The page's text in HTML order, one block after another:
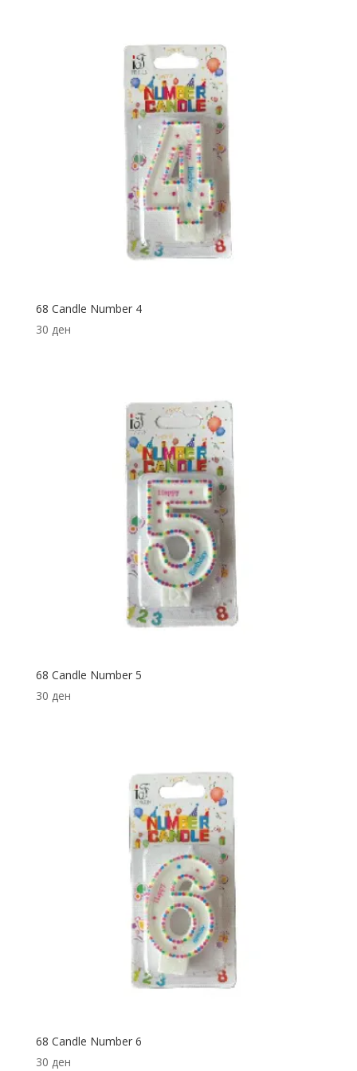
68 Candle Number 4
30 ден
68 Candle Number 5
30 ден
68 Candle Number 6
30 ден